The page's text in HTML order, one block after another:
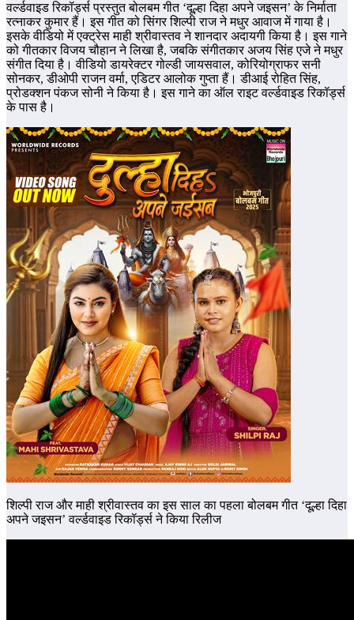
वर्ल्डवाइड रिकॉर्ड्स प्रस्तुत बोलबम गीत ‘दूल्हा दिहा अपने जइसन’ के निर्माता
रत्नाकर कुमार हैं। इस गीत को सिंगर शिल्पी राज ने मधुर आवाज में गाया है।
इसके वीडियो में एक्ट्रेस माही श्रीवास्तव ने शानदार अदायगी किया है। इस गाने
को गीतकार विजय चौहान ने लिखा है, जबकि संगीतकार अजय सिंह एजे ने मधुर
संगीत दिया है। वीडियो डायरेक्टर गोल्डी जायसवाल, कोरियोग्राफर सनी
सोनकर, डीओपी राजन वर्मा, एडिटर आलोक गुप्ता हैं। डीआई रोहित सिंह,
प्रोडक्शन पंकज सोनी ने किया है। इस गाने का ऑल राइट वर्ल्डवाइड रिकॉर्ड्स
के पास है।
शिल्पी राज और माही श्रीवास्तव का इस साल का पहला बोलबम गीत ‘दूल्हा दिहा
अपने जइसन’ वर्ल्डवाइड रिकॉर्ड्स ने किया रिलीज